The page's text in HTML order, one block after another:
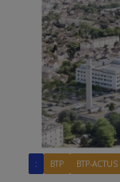
: BTP BTP-ACTUS